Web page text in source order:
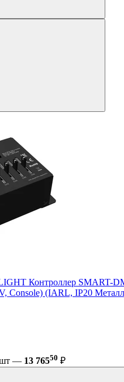
Контроллер SMART-
Console) (IARL, IP20
шт — 13 76550 ₽